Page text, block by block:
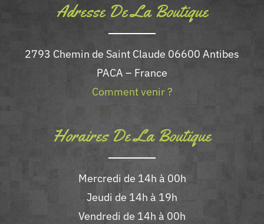
Adresse De La Boutique
2793 Chemin de Saint Claude 06600 Antibes
PACA – France
Comment venir ?
Horaires De La Boutique
Mercredi de 14h à 00h
Jeudi de 14h à 19h
Vendredi de 14h à 00h